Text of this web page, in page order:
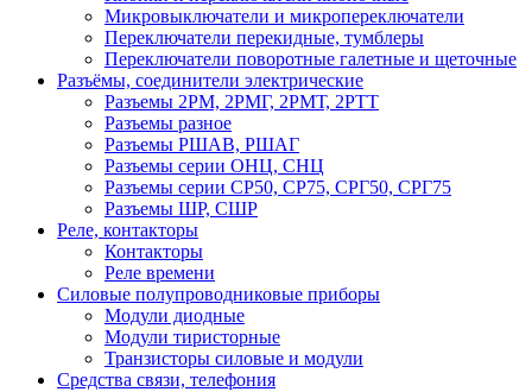
Микровыключатели и микропереключатели
Переключатели перекидные, тумблеры
Переключатели поворотные галетные и щеточные
Разъёмы, соединители электрические
Разъемы 2РМ, 2РМГ, 2РМТ, 2РТТ
Разъемы разное
Разъемы РШАВ, РШАГ
Разъемы серии ОНЦ, СНЦ
Разъемы серии СР50, СР75, СРГ50, СРГ75
Разъемы ШР, СШР
Реле, контакторы
Контакторы
Реле времени
Силовые полупроводниковые приборы
Модули диодные
Модули тиристорные
Транзисторы силовые и модули
Средства связи, телефония